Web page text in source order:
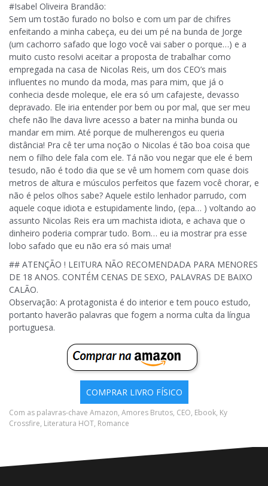
#Isabel Oliveira Brandão:
Sem um tostão furado no bolso e com um par de chifres
enfeitando a minha cabeça, eu dei um pé na bunda de Jorge
(um cachorro safado que logo você vai saber o porque…) e a
muito custo resolvi aceitar a proposta de trabalhar como
empregada na casa de Nicolas Reis, um dos CEO’s mais
influentes no mundo da moda, mas para mim, que já o
conhecia desde moleque, ele era só um cafajeste, devasso
depravado. Ele iria entender por bem ou por mal, que ser meu
chefe não lhe dava livre acesso a bater na minha bunda ou
mandar em mim. Até porque de mulherengos eu queria
distância! Pra cê ter uma noção o Nicolas é tão boa coisa que
nem o filho dele fala com ele. Tá não vou negar que ele é bem
tesudo, não é todo dia que se vê um homem com quase dois
metros de altura e músculos perfeitos que fazem você chorar, e
não é pelos olhos sabe? Aquele estilo lenhador parrudo, com
aquele coque idiota e estupidamente lindo, (epa… ) voltando ao
assunto Nicolas Reis era um machista idiota, e achava que o
dinheiro poderia comprar tudo. Bom… eu ia mostrar pra esse
lobo safado que eu não era só mais uma!
## ATENÇÃO ! LEITURA NÃO RECOMENDADA PARA MENORES
DE 18 ANOS. CONTÉM CENAS DE SEXO, PALAVRAS DE BAIXO
CALÃO.
Observação: A protagonista é do interior e tem pouco estudo,
portanto haverão palavras que fogem a norma culta da língua
portuguesa.
COMPRAR LIVRO FÍSICO
Com as palavras-chave Amazon, Amores Brutos, CEO, Ebook, Ky
Crossfire, Literatura HOT, Romance